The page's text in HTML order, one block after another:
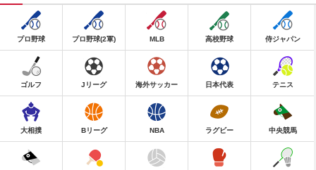
プロ野球 プロ野球(2軍) MLB 高校野球 侍ジャパン
ゴルフ Jリーグ 海外サッカー 日本代表 テニス
大相撲 Bリーグ NBA ラグビー 中央競馬